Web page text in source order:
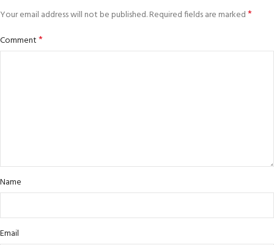
Your email address will not be published.Required fields are marked*
Comment*
Name
Email